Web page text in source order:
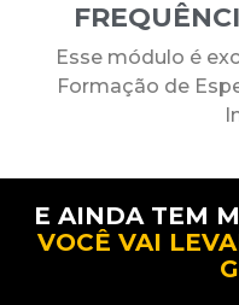
Esse módulo é
Formação de
E AINDA TEM
VOCÊ VAI